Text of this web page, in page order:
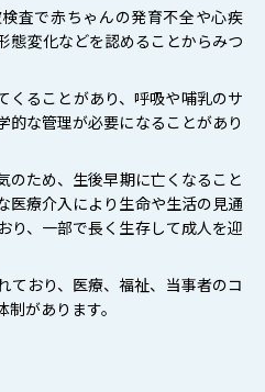
査で赤ちゃんの発育不全や心疾
態変化などを認めることからみつ
くることがあり、呼吸や哺乳のサ
的な管理が必要になることがあり
のため、生後早期に亡くなること
医療介入により生命や生活の見通
り、一部で長く生存して成人を迎
ており、医療、福祉、当事者のコ
があります。